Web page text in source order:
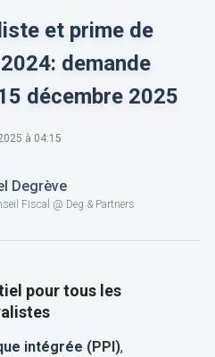
et prime de
demande
décembre 2025
à 04:15
Degrève
Fiscal @ Deg & Partners
pour tous les
intégrée (PPI),